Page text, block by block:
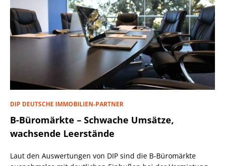
DIP DEUTSCHE IMMOBILIEN-PARTNER
B-Büromärkte – Schwache Umsätze,
wachsende Leerstände
Laut den Auswertungen von DIP sind die B-Büromärkte